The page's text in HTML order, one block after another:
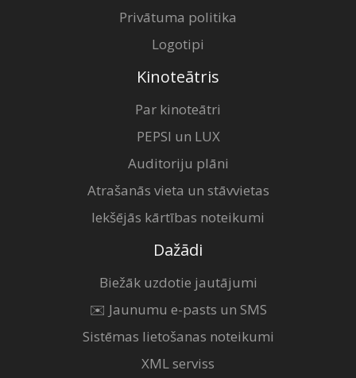
Privātuma politika
Logotipi
Kinoteātris
Par kinoteātri
PEPSI un LUX
Auditoriju plāni
Atrašanās vieta un stāvvietas
Iekšējās kārtības noteikumi
Dažādi
Biežāk uzdotie jautājumi
✉️ Jaunumu e-pasts un SMS
Sistēmas lietošanas noteikumi
XML serviss